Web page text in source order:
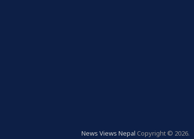
News Views Nepal Copyright © 2026.